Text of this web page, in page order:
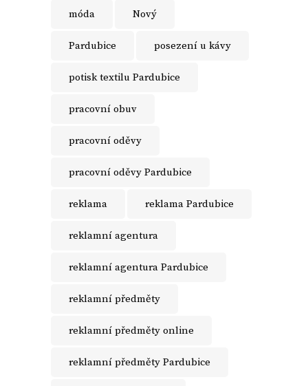
móda Nový
Pardubice posezení u kávy
potisk textilu Pardubice
pracovní obuv
pracovní oděvy
pracovní oděvy Pardubice
reklama reklama Pardubice
reklamní agentura
reklamní agentura Pardubice
reklamní předměty
reklamní předměty online
reklamní předměty Pardubice